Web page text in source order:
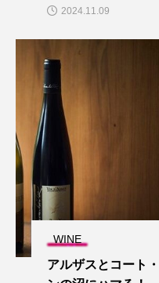
2024.11.09
WINE
アルザスとコート